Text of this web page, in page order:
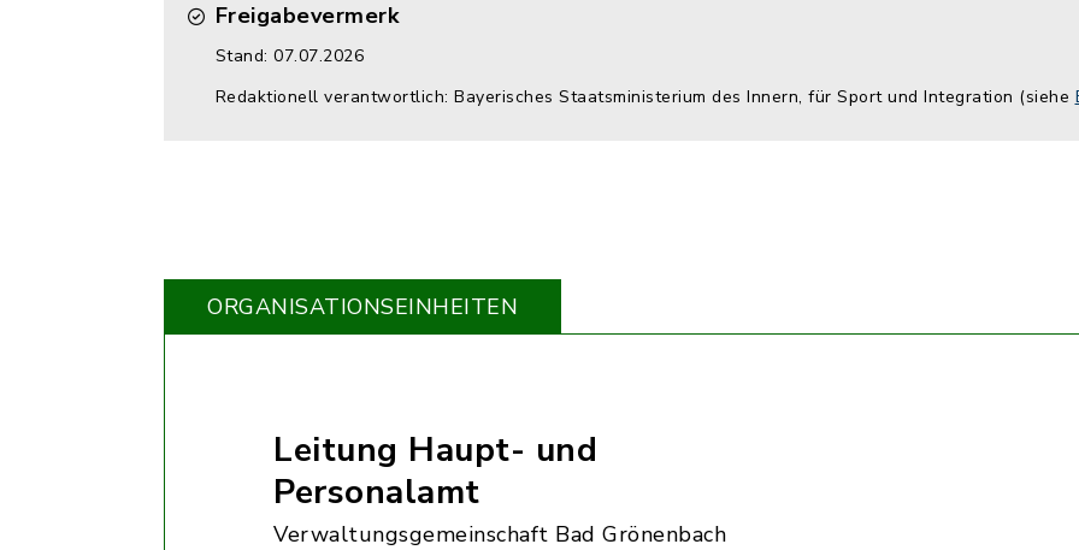
Freigabevermerk
Stand: 07.07.2026
Redaktionell verantwortlich: Bayerisches Staatsministerium des Innern, für Sport und Integration (siehe
ORGANISATIONS­EINHEITEN
Leitung Haupt- und
Personalamt
Verwaltungsgemeinschaft Bad Grönenbach